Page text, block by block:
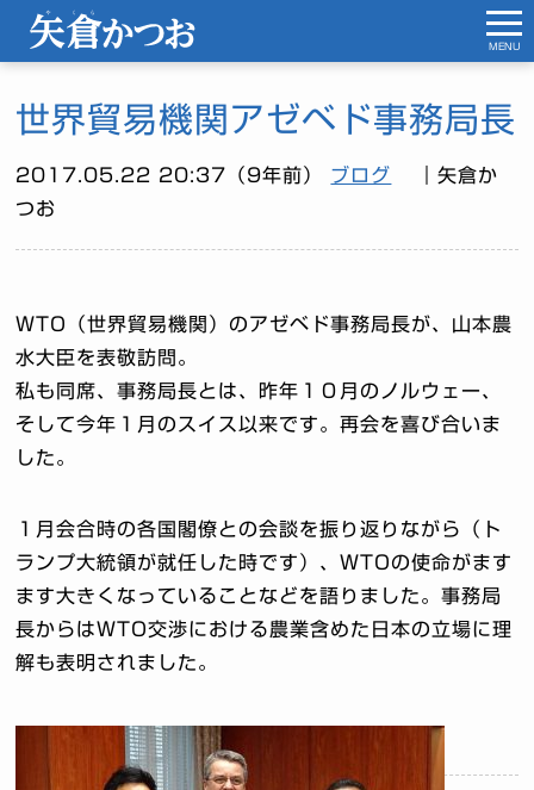
世界貿易機関アゼベド事務局長
2017.05.22 20:37（9年前） ブログ
｜矢倉か
つお
WTO（世界貿易機関）のアゼベド事務局長が、山本農
水大臣を表敬訪問。
私も同席、事務局長とは、昨年１０月のノルウェー、
そして今年１月のスイス以来です。再会を喜び合いま
した。
１月会合時の各国閣僚との会談を振り返りながら（ト
ランプ大統領が就任した時です）、WTOの使命がます
ます大きくなっていることなどを語りました。事務局
長からはWTO交渉における農業含めた日本の立場に理
解も表明されました。
MENU